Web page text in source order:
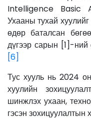
Intelligence Basic
Ухааны тухай
өдөр баталсан
дүгээр сарын [1]-ний
[6]
Тус хууль нь 2024
хуулийн
шинжлэх ухаан,
гэсэн зохицуулалтын